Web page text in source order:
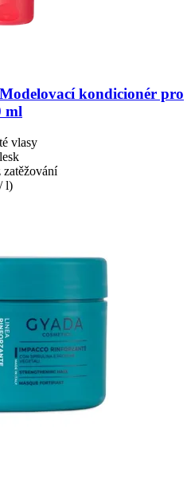
Modelovací kondicionér pro
ml
vlasy
zatěžování
l)